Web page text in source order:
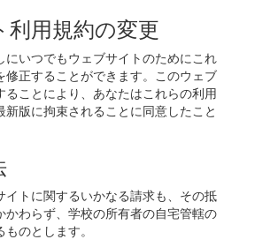
利用規約の変更
にいつでもウェブサイトのためにこれ
修正することができます。このウェブ
ることにより、あなたはこれらの利用
新版に拘束されることに同意したこと
イトに関するいかなる請求も、その抵
かわらず、学校の所有者の自宅管轄の
のとします。